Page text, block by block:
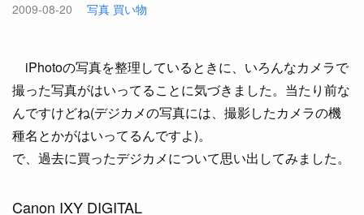
2009-08-20 写真 買い物
iPhotoの写真を整理しているときに、いろんなカメラで
撮った写真がはいってることに気づきました。当たり前な
んですけどね(デジカメの写真には、撮影したカメラの機
種名とかがはいってるんですよ)。
で、過去に買ったデジカメについて思い出してみました。
Canon IXY DIGITAL